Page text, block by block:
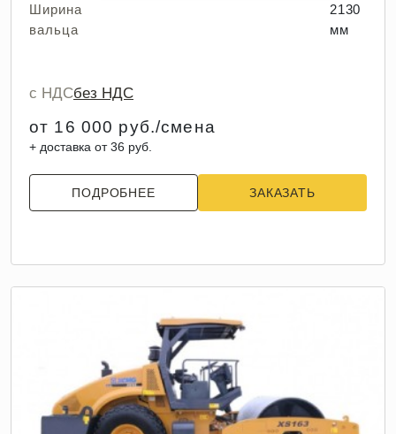
Ширина
вальца
2130
мм
с НДСбез НДС
от 16 000 руб./смена
+ доставка от 36 руб.
ПОДРОБНЕЕ ЗАКАЗАТЬ